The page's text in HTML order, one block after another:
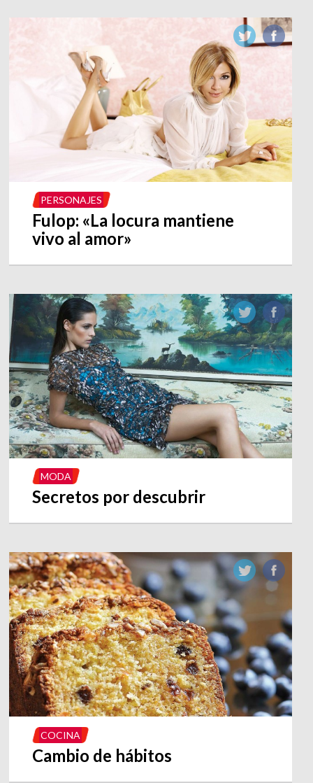
PERSONAJES
Fulop: «La locura mantiene
vivo al amor»
MODA
Secretos por descubrir
COCINA
Cambio de hábitos